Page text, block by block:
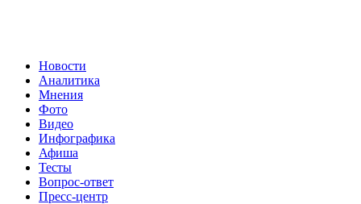
Новости
Аналитика
Мнения
Фото
Видео
Инфографика
Афиша
Тесты
Вопрос-ответ
Пресс-центр